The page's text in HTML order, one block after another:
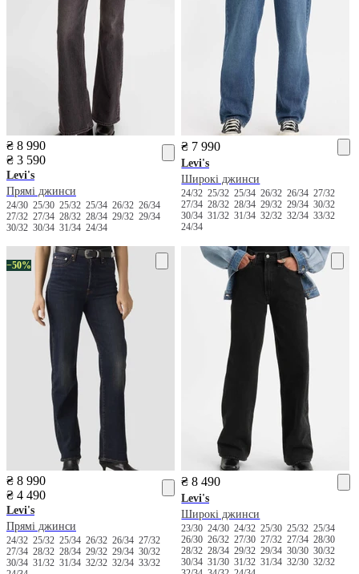
₴ 8 990
₴ 3 590
Levi's
Прямі джинси
24/30 25/30 25/32 25/34 26/32 26/34
27/32 27/34 28/32 28/34 29/32 29/34
30/32 30/34 31/34 24/34
₴ 7 990
Levi's
Широкі джинси
24/3225/3225/3426/3226/3427/32
27/3428/3228/3429/3229/3430/32
30/3431/3231/3432/3232/3433/32
24/34
−50%
₴ 8 990
₴ 4 490
Levi's
Прямі джинси
24/32 25/32 25/34 26/32 26/34 27/32
27/34 28/32 28/34 29/32 29/34 30/32
30/34 31/32 31/34 32/32 32/34 33/32
₴ 8 490
Levi's
Широкі джинси
23/3024/3024/3225/3025/3225/34
26/3026/3227/3027/3227/3428/30
28/3228/3429/3229/3430/3030/32
30/3431/3031/3231/3432/3032/32